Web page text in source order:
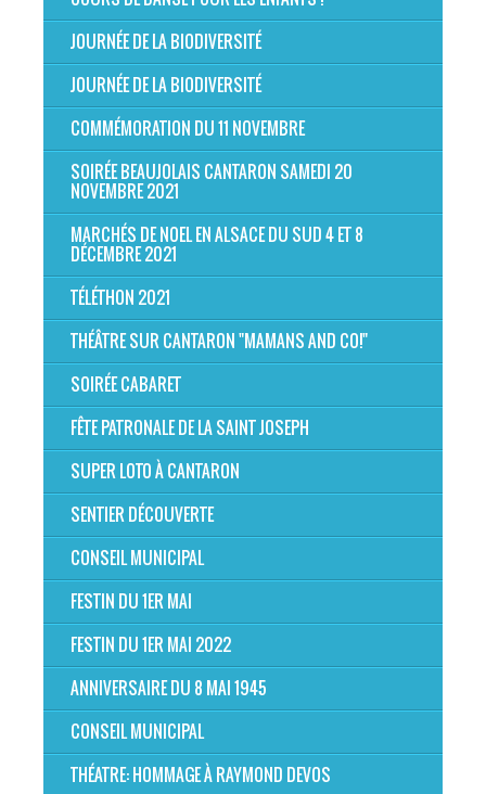
JOURNÉE DE LA BIODIVERSITÉ
JOURNÉE DE LA BIODIVERSITÉ
COMMÉMORATION DU 11 NOVEMBRE
SOIRÉE BEAUJOLAIS CANTARON SAMEDI 20
NOVEMBRE 2021
MARCHÉS DE NOEL EN ALSACE DU SUD 4 ET 8
DÉCEMBRE 2021
TÉLÉTHON 2021
THÉÂTRE SUR CANTARON "MAMANS AND CO!"
SOIRÉE CABARET
FÊTE PATRONALE DE LA SAINT JOSEPH
SUPER LOTO À CANTARON
SENTIER DÉCOUVERTE
CONSEIL MUNICIPAL
FESTIN DU 1ER MAI
FESTIN DU 1ER MAI 2022
ANNIVERSAIRE DU 8 MAI 1945
CONSEIL MUNICIPAL
THÉATRE: HOMMAGE À RAYMOND DEVOS